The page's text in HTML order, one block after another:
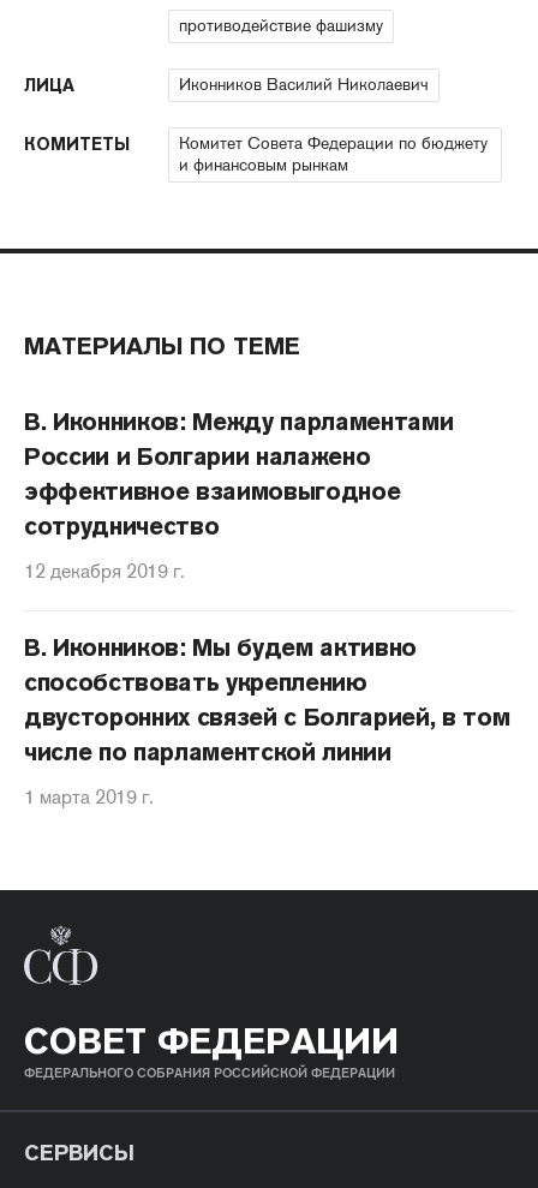
противодействие фашизму
ЛИЦА Иконников Василий Николаевич
КОМИТЕТЫ
Комитет Совета Федерации по бюджету
и финансовым рынкам
МАТЕРИАЛЫ ПО ТЕМЕ
В. Иконников: Между парламентами
России и Болгарии налажено
эффективное взаимовыгодное
сотрудничество
12 декабря 2019 г.
В. Иконников: Мы будем активно
способствовать укреплению
двусторонних связей с Болгарией, в том
числе по парламентской линии
1 марта 2019 г.
СОВЕТ ФЕДЕРАЦИИ
ФЕДЕРАЛЬНОГО СОБРАНИЯ РОССИЙСКОЙ ФЕДЕРАЦИИ
СЕРВИСЫ